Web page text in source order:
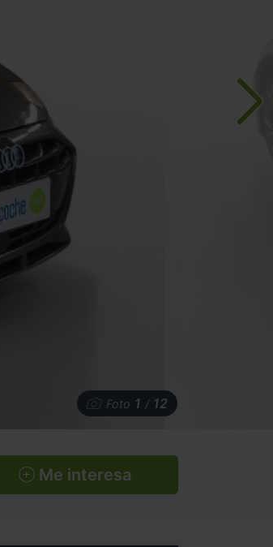
Foto 1 / 12
Me interesa